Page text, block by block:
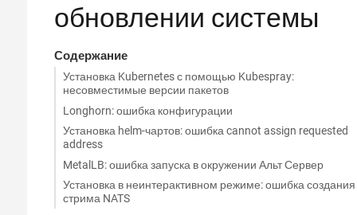
обновлении системы
Содержание
Установка Kubernetes с помощью Kubespray:
несовместимые версии пакетов
Longhorn: ошибка конфигурации
Установка helm-чартов: ошибка cannot assign requested
address
MetalLB: ошибка запуска в окружении Альт Сервер
Установка в неинтерактивном режиме: ошибка создания
стрима NATS